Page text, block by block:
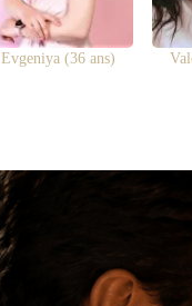
Evgeniya (36 ans)